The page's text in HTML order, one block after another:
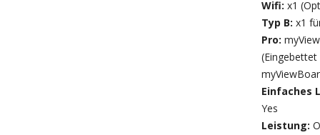
Wifi: x1
Typ B: x1
Pro:
Einfaches
Yes
Leistung: